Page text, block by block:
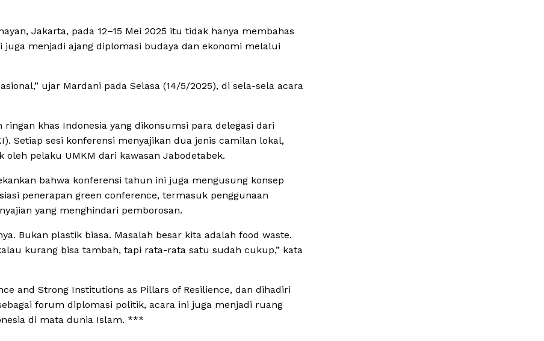
Jakarta, pada 12–15 Mei 2025 itu tidak hanya membahas
menjadi ajang diplomasi budaya dan ekonomi melalui
ujar Mardani pada Selasa (14/5/2025), di sela-sela acara
khas Indonesia yang dikonsumsi para delegasi dari
Setiap sesi konferensi menyajikan dua jenis camilan lokal,
pelaku UMKM dari kawasan Jabodetabek.
bahwa konferensi tahun ini juga mengusung konsep
penerapan green conference, termasuk penggunaan
yang menghindari pemborosan.
Bukan plastik biasa. Masalah besar kita adalah food waste.
kurang bisa tambah, tapi rata-rata satu sudah cukup,” kata
and Strong Institutions as Pillars of Resilience, dan dihadiri
forum diplomasi politik, acara ini juga menjadi ruang
di mata dunia Islam. ***